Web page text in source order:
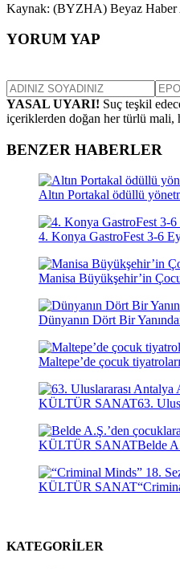
Kaynak: (BYZHA) Beyaz Haber
YORUM YAP
YASAL UYARI! Suç teşkil
içeriklerden doğan her türlü
BENZER HABERLER
Altın Portakal ödüllü
4. Konya GastroFest 3-6
Manisa Büyükşehir’in
Dünyanın Dört Bir
Maltepe’de çocuk
KÜLTÜR SANAT63.
KÜLTÜR SANATBelde
KÜLTÜR SANAT
KATEGORİLER